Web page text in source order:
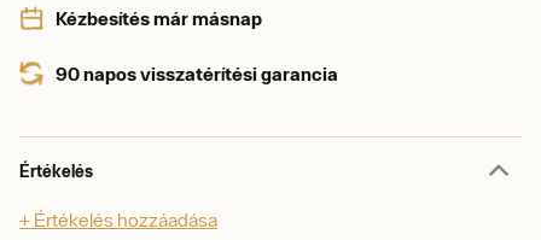
Kézbesítés már másnap
90 napos visszatérítési garancia
Értékelés
+ Értékelés hozzáadása